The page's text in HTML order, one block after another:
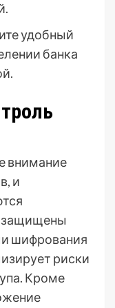
удобный
банка
внимание
и
защищены
шифрования
риски
Кроме